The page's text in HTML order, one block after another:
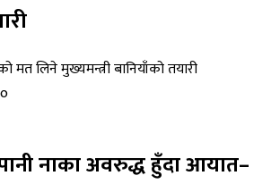
नाका अवरुद्ध हुँदा आयात–